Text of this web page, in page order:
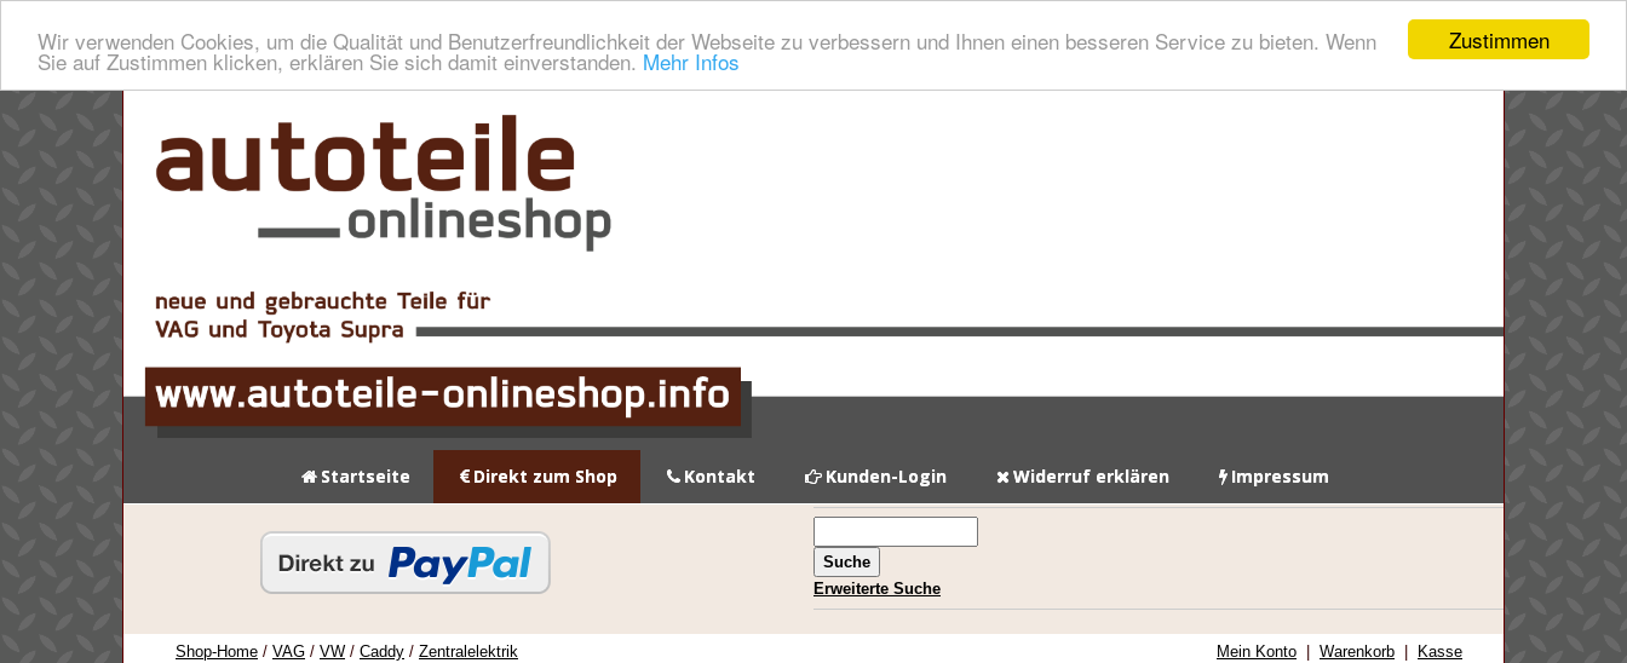
Zustimmen
Wir verwenden Cookies, um die Qualität und Benutzerfreundlichkeit der Webseite zu verbessern und Ihnen einen besseren Service zu bieten. Wenn
Sie auf Zustimmen klicken, erklären Sie sich damit einverstanden. Mehr Infos
Startseite Direkt zum Shop Kontakt Kunden-Login Widerruf erklären Impressum
Erweiterte Suche
Shop-Home / VAG / VW / Caddy / Zentralelektrik Mein Konto Warenkorb
Kasse